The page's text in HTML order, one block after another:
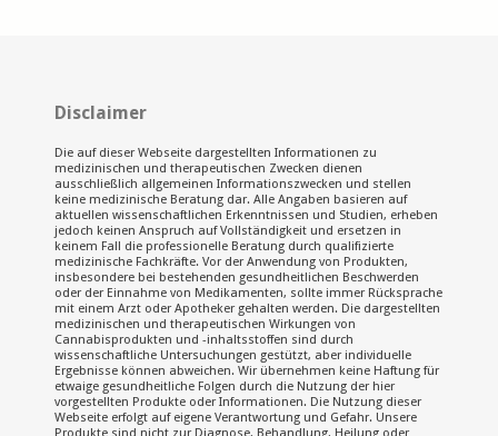
Disclaimer
Die auf dieser Webseite dargestellten Informationen zu
medizinischen und therapeutischen Zwecken dienen
ausschließlich allgemeinen Informationszwecken und stellen
keine medizinische Beratung dar. Alle Angaben basieren auf
aktuellen wissenschaftlichen Erkenntnissen und Studien, erheben
jedoch keinen Anspruch auf Vollständigkeit und ersetzen in
keinem Fall die professionelle Beratung durch qualifizierte
medizinische Fachkräfte. Vor der Anwendung von Produkten,
insbesondere bei bestehenden gesundheitlichen Beschwerden
oder der Einnahme von Medikamenten, sollte immer Rücksprache
mit einem Arzt oder Apotheker gehalten werden. Die dargestellten
medizinischen und therapeutischen Wirkungen von
Cannabisprodukten und -inhaltsstoffen sind durch
wissenschaftliche Untersuchungen gestützt, aber individuelle
Ergebnisse können abweichen. Wir übernehmen keine Haftung für
etwaige gesundheitliche Folgen durch die Nutzung der hier
vorgestellten Produkte oder Informationen. Die Nutzung dieser
Webseite erfolgt auf eigene Verantwortung und Gefahr. Unsere
Produkte sind nicht zur Diagnose, Behandlung, Heilung oder